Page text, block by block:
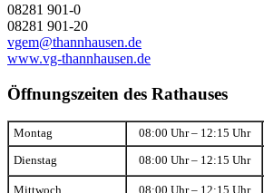
08281 901-0
08281 901-20
vgem@thannhausen.de
www.vg-thannhausen.de
Öffnungszeiten des Rathauses
Montag 08:00 Uhr – 12:15 Uhr
Dienstag 08:00 Uhr – 12:15 Uhr